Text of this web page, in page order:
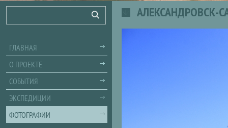
АЛЕКСАНДРОВСК-
Поиск
ГЛАВНАЯ
О ПРОЕКТЕ
СОБЫТИЯ
ЭКСПЕДИЦИИ
ФОТОГРАФИИ